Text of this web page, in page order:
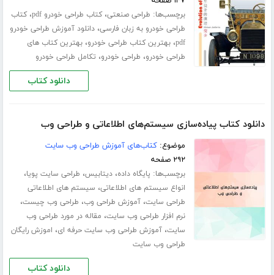
برچسب‌ها: طراحی صنعتی،کتاب طراحی خودرو pdf ،کتاب
طراحی خودرو به زبان فارسی،دانلود آموزش طراحی خودرو
pdf،بهترین کتاب طراحی خودرو،بهترین کتاب های
طراحی خودرو، طراحی خودرو، تکامل طراحی خودرو
دانلود کتاب
دانلود کتاب پیاده‌سازی سیستم‌های اطلاعاتی و طراحی وب
موضوع:کتاب‌های آموزش طراحی وب سایت
۲۹۲ صفحه
برچسب‌ها: پایگاه داده،دیتابیس، طراحی سایت پویا،
انواع سیستم های اطلاعاتی، سیستم های اطلاعاتی
طراحی سایت،آموزش طراحی وب، طراحی وب چیست،
نرم افزار طراحی وب سایت، مقاله در مورد طراحی وب
سایت،آموزش طراحی وب سایت حرفه ای، اموزش رایگان
طراحی وب سایت
دانلود کتاب